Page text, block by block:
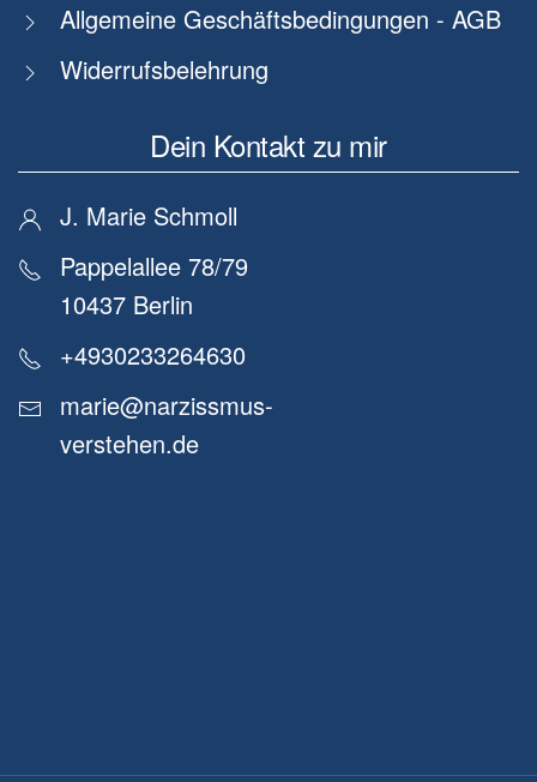
Allgemeine Geschäftsbedingungen - AGB
Widerrufsbelehrung
Dein Kontakt zu mir
J. Marie Schmoll
Pappelallee 78/79
10437 Berlin
+4930233264630
marie@narzissmus-
verstehen.de